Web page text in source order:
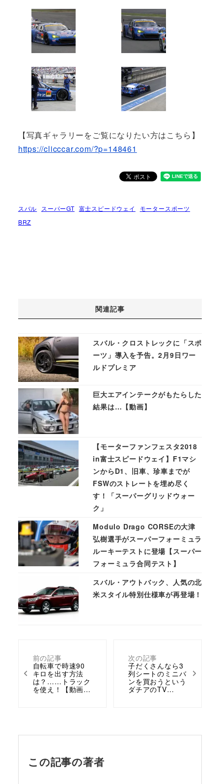
【写真ギャラリーをご覧になりたい方はこちら】
https://clicccar.com/?p=148461
スバル スーパーGT 富士スピードウェイ
モータースポーツ
BRZ
前の記事
自転車で時速90
キロを出す方法
は？……トラック
を使え！【動画…
次の記事
子だくさんなら3
列シートのミニバ
ンを買おうという
ダチアのTV…
関連記事
スバル・クロストレックに「スポ
ーツ」導入を予告。2月9日ワー
ルドプレミア
巨大エアインテークがもたらした
結果は…【動画】
【モーターファンフェスタ2018
in富士スピードウェイ】F1マシ
ンからD1、旧車、珍車までが
FSWのストレートを埋め尽く
す！「スーパーグリッドウォー
ク」
Modulo Drago CORSEの大津
弘樹選手がスーパーフォーミュラ
ルーキーテストに登場【スーパー
フォーミュラ合同テスト】
スバル・アウトバック、人気の北
米スタイル特別仕様車が再登場！
この記事の著者